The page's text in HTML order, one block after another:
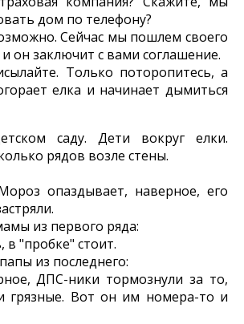
дом по телефону?
Сейчас мы пошлем своего
он заключит с вами соглашение.
Только поторопитесь, а
елка и начинает дымиться
саду. Дети вокруг елки.
рядов возле стены.
опаздывает, наверное, его
из первого ряда:
в "пробке" стоит.
из последнего:
ДПС-ники тормознули за то,
грязные. Вот он им номера-то и